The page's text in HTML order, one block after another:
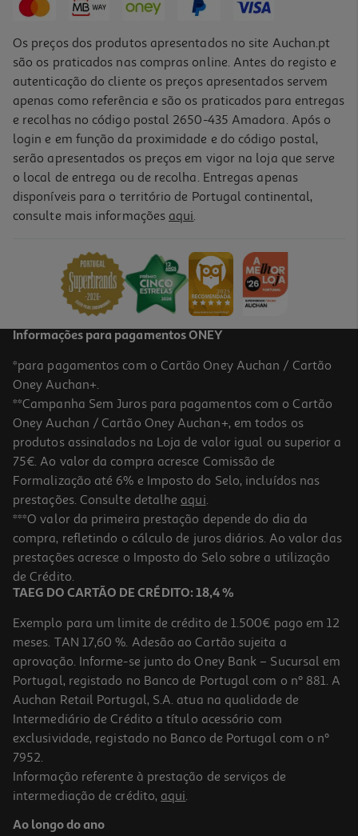
Tv Led Qilive Q32h251b (32" Hd 81cm)
109,99 €
4.5
Tv Led Qilive Q32ha251b (32" Hd Smart Google Tv 81cm)
129.99 €/un
129,99 €
Tv Qled Qilive Q43qa232 (4k Smart 43'' 109cm)
229.99 €/un
Os preços dos produtos apresentados no site Auchan.pt
são os praticados nas compras online. Antes do registo e
autenticação do cliente os preços apresentados servem
apenas como referência e são os praticados para entregas
e recolhas no código postal 2650-435 Amadora. Após o
login e em função da proximidade e do código postal,
serão apresentados os preços em vigor na loja que serve
o local de entrega ou de recolha. Entregas apenas
disponíveis para o território de Portugal continental,
consulte mais informações aqui.
Informações para pagamentos ONEY
*para pagamentos com o Cartão Oney Auchan / Cartão
Oney Auchan+.
**Campanha Sem Juros para pagamentos com o Cartão
Oney Auchan / Cartão Oney Auchan+, em todos os
produtos assinalados na Loja de valor igual ou superior a
75€. Ao valor da compra acresce Comissão de
Formalização até 6% e Imposto do Selo, incluídos nas
prestações. Consulte detalhe aqui.
***O valor da primeira prestação depende do dia da
compra, refletindo o cálculo de juros diários. Ao valor das
prestações acresce o Imposto do Selo sobre a utilização
de Crédito.
TAEG DO CARTÃO DE CRÉDITO: 18,4 %
Exemplo para um limite de crédito de 1.500€ pago em 12
meses. TAN 17,60 %. Adesão ao Cartão sujeita a
aprovação. Informe-se junto do Oney Bank – Sucursal em
Portugal, registado no Banco de Portugal com o nº 881. A
Auchan Retail Portugal, S.A. atua na qualidade de
Intermediário de Crédito a título acessório com
exclusividade, registado no Banco de Portugal com o nº
7952.
Informação referente à prestação de serviços de
intermediação de crédito, aqui.
Ao longo do ano